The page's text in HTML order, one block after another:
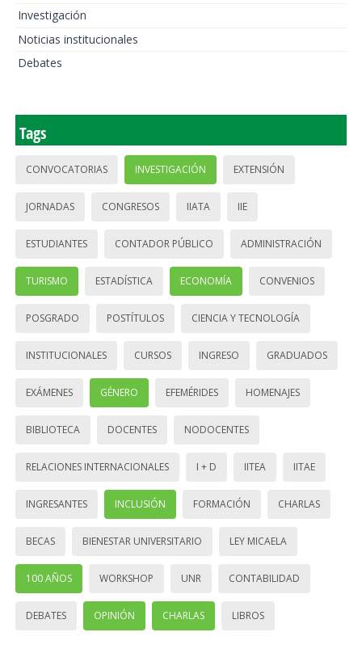
Investigación
Noticias institucionales
Debates
Tags
CONVOCATORIAS INVESTIGACIÓN EXTENSIÓN
JORNADAS CONGRESOS IIATA IIE
ESTUDIANTES CONTADOR PÚBLICO ADMINISTRACIÓN
TURISMO ESTADÍSTICA ECONOMÍA CONVENIOS
POSGRADO POSTÍTULOS CIENCIA Y TECNOLOGÍA
INSTITUCIONALES CURSOS INGRESO GRADUADOS
EXÁMENES GÉNERO EFEMÉRIDES HOMENAJES
BIBLIOTECA DOCENTES NODOCENTES
RELACIONES INTERNACIONALES I + D IITEA IITAE
INGRESANTES INCLUSIÓN FORMACIÓN CHARLAS
BECAS BIENESTAR UNIVERSITARIO LEY MICAELA
100 AÑOS WORKSHOP UNR CONTABILIDAD
DEBATES OPINIÓN CHARLAS LIBROS